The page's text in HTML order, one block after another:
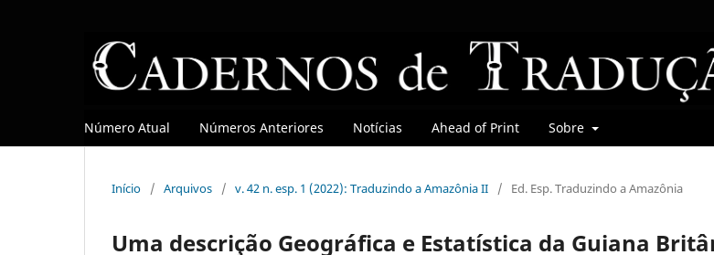
Número Atual Números Anteriores Notícias Ahead of Print Sobre
Início / Arquivos / v. 42 n. esp. 1 (2022): Traduzindo a Amazônia II / Ed. Esp. Traduzindo a Amazônia
Uma descrição Geográfica e Estatística da Guiana